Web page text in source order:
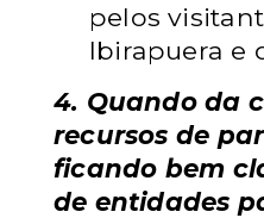
pelos
Ibirapuera e
4. Quando da
recursos de
ficando bem
de entidades